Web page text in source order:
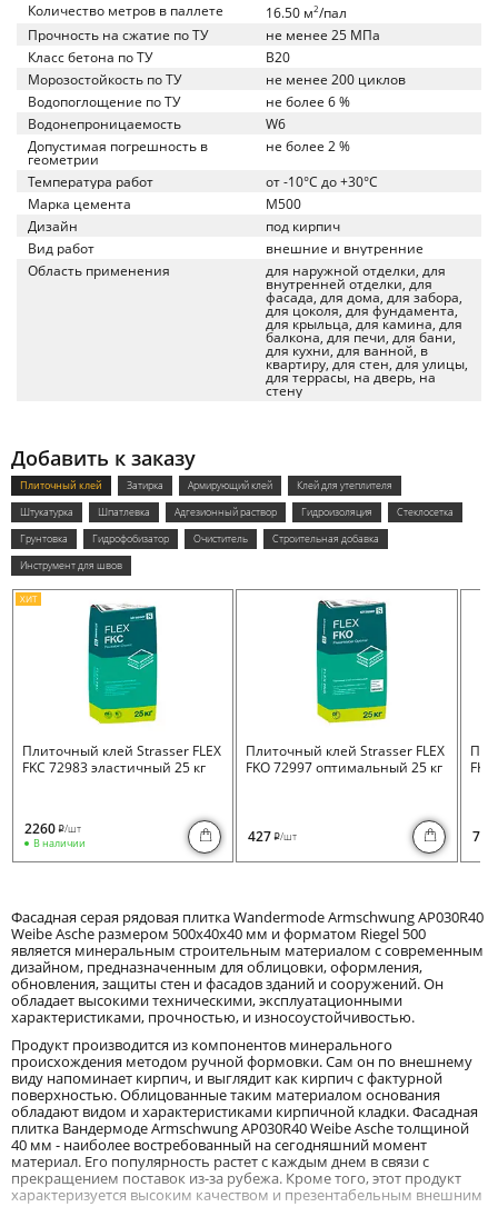
Количество метров в паллете 16.50 м2/пал
Прочность на сжатие по ТУ
не менее 25 МПа
Класс бетона по ТУ
B20
Морозостойкость по ТУ
не менее 200 циклов
Водопоглощение по ТУ
не более 6 %
Водонепроницаемость
W6
Допустимая погрешность в
геометрии
не более 2 %
Температура работ
от -10°C до +30°C
Марка цемента
M500
Дизайн
под кирпич
Вид работ
внешние и внутренние
Область применения
для наружной отделки, для
внутренней отделки, для
фасада, для дома, для забора,
для цоколя, для фундамента,
для крыльца, для камина, для
балкона, для печи, для бани,
для кухни, для ванной, в
квартиру, для стен, для улицы,
для террасы, на дверь, на
стену
Добавить к заказу
Плиточный клей Затирка Армирующий клей
Клей для утеплителя
Штукатурка
Шпатлевка Адгезионный раствор Гидроизоляция
Стеклосетка
Грунтовка
Гидрофобизатор Очиститель
Строительная добавка
Инструмент для швов
ХИТ
Плиточный клей Strasser FLEX
FKC 72983 эластичный 25 кг
2260 i/шт
В наличии
Плиточный клей Strasser FLEX
FKO 72997 оптимальный 25 кг
427 i/шт 730
Фасадная серая рядовая плитка Wandermode Armschwung AP030R40
Weibe Asche размером 500x40x40 мм и форматом Riegel 500
является минеральным строительным материалом с современным
дизайном, предназначенным для облицовки, оформления,
обновления, защиты стен и фасадов зданий и сооружений. Он
обладает высокими техническими, эксплуатационными
характеристиками, прочностью, и износоустойчивостью.
Продукт производится из компонентов минерального
происхождения методом ручной формовки. Сам он по внешнему
виду напоминает кирпич, и выглядит как кирпич с фактурной
поверхностью. Облицованные таким материалом основания
обладают видом и характеристиками кирпичной кладки. Фасадная
плитка Вандермоде Armschwung AP030R40 Weibe Asche толщиной
40 мм - наиболее востребованный на сегодняшний момент
материал. Его популярность растет с каждым днем в связи с
прекращением поставок из-за рубежа. Кроме того, этот продукт
характеризуется высоким качеством и презентабельным внешним